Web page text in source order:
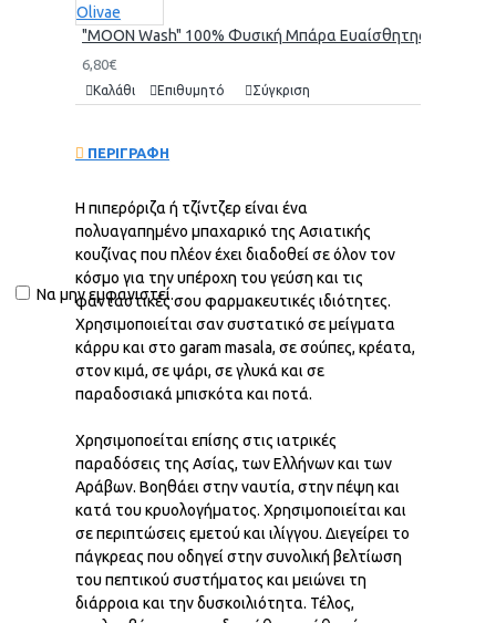
Να μην εμφανιστεί.
"MOON Wash" 100% Φυσική Μπάρα Ευαίσθητης
6,80€
Καλάθι Επιθυμητό Σύγκριση
ΠΕΡΙΓΡΑΦΗ
Η πιπερόριζα ή τζίντζερ είναι ένα
πολυαγαπημένο μπαχαρικό της Ασιατικής
κουζίνας που πλέον έχει διαδοθεί σε όλον τον
κόσμο για την υπέροχη του γεύση και τις
φανταστικές σου φαρμακευτικές ιδιότητες.
Χρησιμοποιείται σαν συστατικό σε μείγματα
κάρρυ και στο garam masala, σε σούπες, κρέατα,
στον κιμά, σε ψάρι, σε γλυκά και σε
παραδοσιακά μπισκότα και ποτά.
Χρησιμοποείται επίσης στις ιατρικές
παραδόσεις της Ασίας, των Ελλήνων και των
Αράβων. Βοηθάει στην ναυτία, στην πέψη και
κατά του κρυολογήματος. Χρησιμοποιείται και
σε περιπτώσεις εμετού και ιλίγγου. Διεγείρει το
πάγκρεας που οδηγεί στην συνολική βελτίωση
του πεπτικού συστήματος και μειώνει τη
διάρροια και την δυσκοιλιότητα. Τέλος,